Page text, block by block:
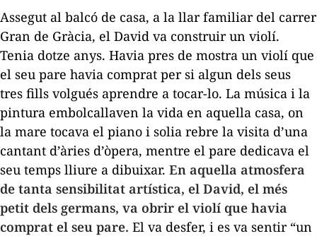
Assegut al balcó de casa, a la llar familiar del carrer
Gran de Gràcia, el David va construir un violí.
Tenia dotze anys. Havia pres de mostra un violí que
el seu pare havia comprat per si algun dels seus
tres fills volgués aprendre a tocar-lo. La música i la
pintura embolcallaven la vida en aquella casa, on
la mare tocava el piano i solia rebre la visita d’una
cantant d’àries d’òpera, mentre el pare dedicava el
seu temps lliure a dibuixar. En aquella atmosfera
de tanta sensibilitat artística, el David, el més
petit dels germans, va obrir el violí que havia
comprat el seu pare. El va desfer, i es va sentir “un